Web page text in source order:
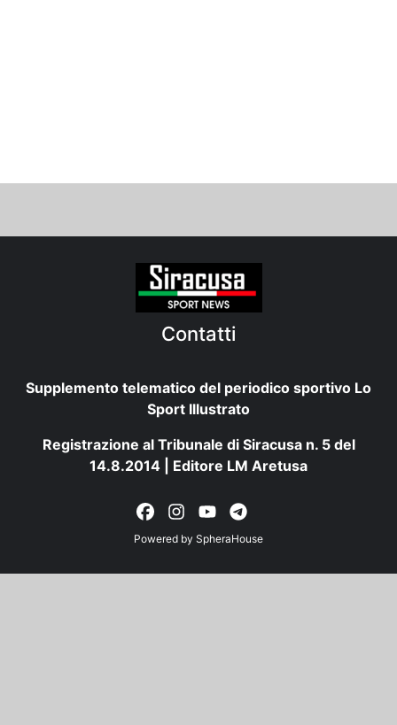
Contatti
Supplemento telematico del periodico sportivo Lo
Sport Illustrato
Registrazione al Tribunale di Siracusa n. 5 del
14.8.2014 | Editore LM Aretusa
Powered by SpheraHouse